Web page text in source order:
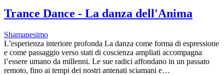
Trance Dance - La danza dell'Anima
Shamanesimo
L’esperienza interiore profonda La danza come forma di espressione
e come passaggio verso stati di coscienza ampliati accompagna
l’essere umano da millenni. Le sue radici affondano in un passato
remoto, fino ai tempi dei nostri antenati sciamani e…